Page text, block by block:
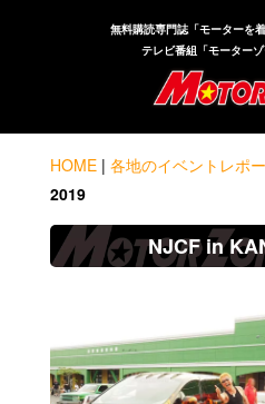
無料購読専門誌「モーターを
テレビ番組「モーター
HOME| 各地のイベントレポ
2019
NJCF in